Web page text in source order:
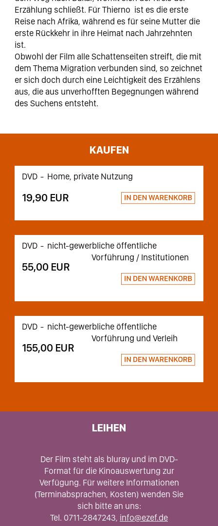
Erzählung schließt. Für Thierno ist es die erste
Reise nach Afrika, während es für seine Mutter die
erste Rückkehr in ihre Heimat nach Jahrzehnten
ist.
Obwohl der Film alle Schattenseiten streift, die mit
dem Thema Migration verbunden sind, so zeichnet
er sich doch durch eine Leichtigkeit des Erzählens
aus, die aus unverhofften Begegnungen während
des Suchens entsteht.
KAUFEN
DVD Home, private Nutzung
19,90 EUR
DVD
nicht-gewerbliche öffentliche
Vorführung / Institutionen
55,00 EUR
DVD
nicht-gewerbliche öffentliche
Vorführung und Verleih
155,00 EUR
LEIHEN
Der Film steht als bluray und im DVD-
Format für die Kinoauswertung zur
Verfügung. Für weitere Informationen
(Terminabsprachen, Kosten) wenden Sie
sich bitte an uns:
Tel. 0711-2847243, info@ezef.de